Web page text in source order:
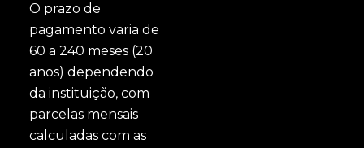
O prazo de
pagamento varia de
60 a 240 meses (20
anos) dependendo
da instituição, com
parcelas mensais
calculadas com as